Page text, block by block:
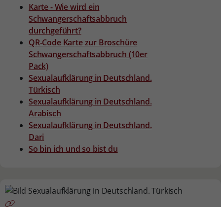
Karte - Wie wird ein
Schwangerschaftsabbruch
durchgeführt?
QR-Code Karte zur Broschüre
Schwangerschaftsabbruch (10er
Pack)
Sexualaufklärung in Deutschland.
Türkisch
Sexualaufklärung in Deutschland.
Arabisch
Sexualaufklärung in Deutschland.
Dari
So bin ich und so bist du